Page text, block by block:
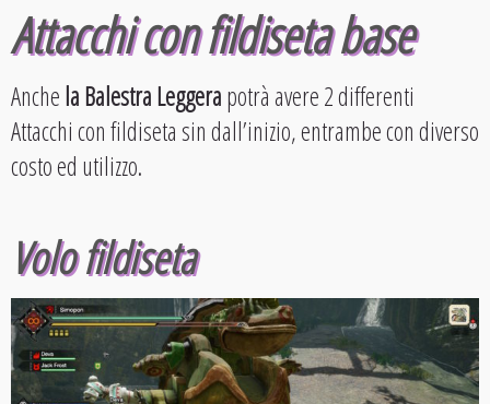
Attacchi con fildiseta base
Anchela Balestra Leggerapotrà avere 2 differenti
Attacchi con fildiseta sin dall’inizio, entrambe con diverso
costo ed utilizzo.
Volo fildiseta